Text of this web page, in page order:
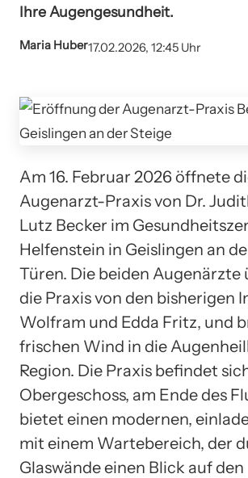
Ihre Augengesundheit.
Maria Huber17.02.2026, 12:45 Uhr
Am 16. Februar 2026 öffnete
Augenarzt-Praxis von Dr.
Lutz Becker im
Helfenstein in Geislingen an
Türen. Die beiden Augenärzte
die Praxis von den bisherigen
Wolfram und Edda Fritz, und
frischen Wind in die
Region. Die Praxis befindet
Obergeschoss, am Ende des
bietet einen modernen,
mit einem Wartebereich, der
Glaswände einen Blick auf den